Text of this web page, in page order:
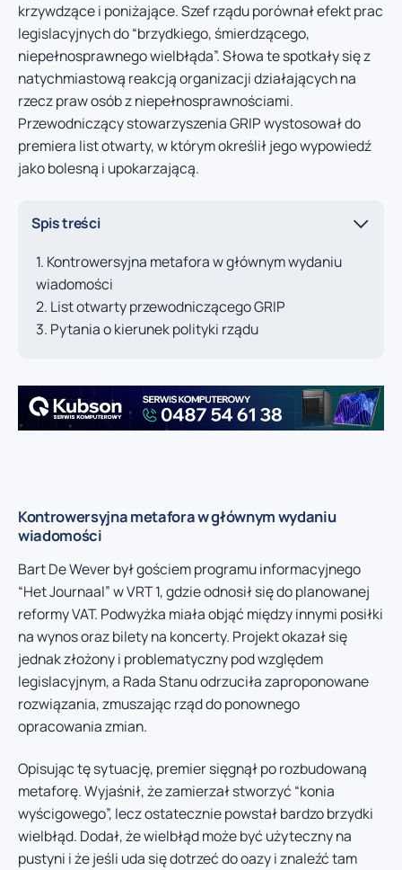
krzywdzące i poniżające. Szef rządu porównał efekt prac
legislacyjnych do “brzydkiego, śmierdzącego,
niepełnosprawnego wielbłąda”. Słowa te spotkały się z
natychmiastową reakcją organizacji działających na
rzecz praw osób z niepełnosprawnościami.
Przewodniczący stowarzyszenia GRIP wystosował do
premiera list otwarty, w którym określił jego wypowiedź
jako bolesną i upokarzającą.
Spis treści
Kontrowersyjna metafora w głównym wydaniu
wiadomości
List otwarty przewodniczącego GRIP
Pytania o kierunek polityki rządu
Kontrowersyjna metafora w głównym wydaniu
wiadomości
Bart De Wever był gościem programu informacyjnego
“Het Journaal” w VRT 1, gdzie odnosił się do planowanej
reformy VAT. Podwyżka miała objąć między innymi posiłki
na wynos oraz bilety na koncerty. Projekt okazał się
jednak złożony i problematyczny pod względem
legislacyjnym, a Rada Stanu odrzuciła zaproponowane
rozwiązania, zmuszając rząd do ponownego
opracowania zmian.
Opisując tę sytuację, premier sięgnął po rozbudowaną
metaforę. Wyjaśnił, że zamierzał stworzyć “konia
wyścigowego”, lecz ostatecznie powstał bardzo brzydki
wielbłąd. Dodał, że wielbłąd może być użyteczny na
pustyni i że jeśli uda się dotrzeć do oazy i znaleźć tam